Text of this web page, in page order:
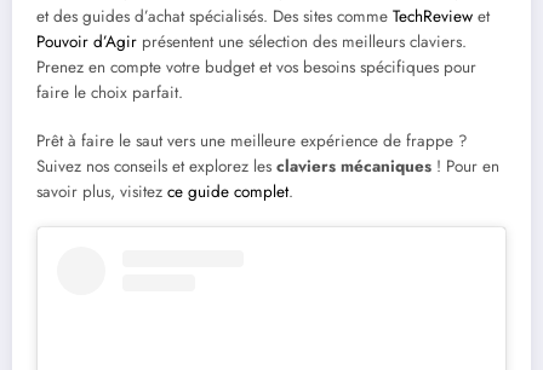
et des guides d’achat spécialisés. Des sites comme TechReview et
Pouvoir d’Agir présentent une sélection des meilleurs claviers.
Prenez en compte votre budget et vos besoins spécifiques pour
faire le choix parfait.
Prêt à faire le saut vers une meilleure expérience de frappe ?
Suivez nos conseils et explorez les claviers mécaniques ! Pour en
savoir plus, visitez ce guide complet.